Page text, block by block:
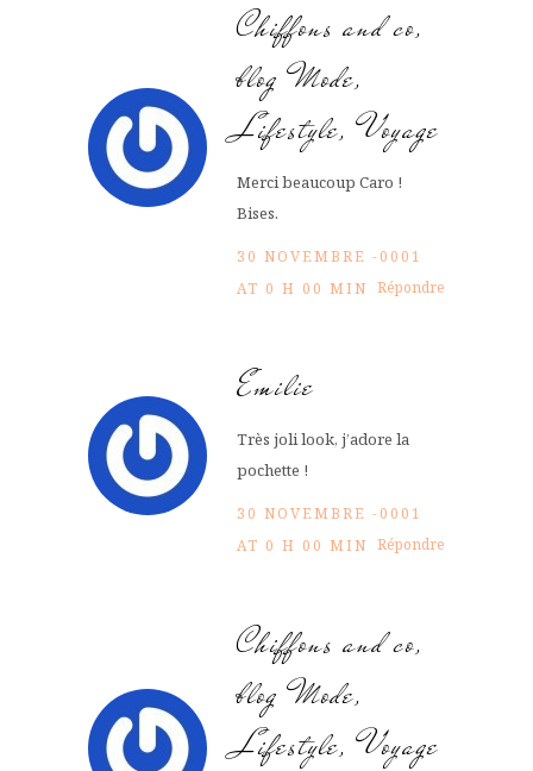
Chiffons and co,
blog Mode,
Lifestyle, Voyage
Merci beaucoup Caro !
Bises.
30 NOVEMBRE -0001
AT 0 H 00 MIN Répondre
Emilie
Très joli look, j’adore la
pochette !
30 NOVEMBRE -0001
AT 0 H 00 MIN Répondre
Chiffons and co,
blog Mode,
Lifestyle, Voyage